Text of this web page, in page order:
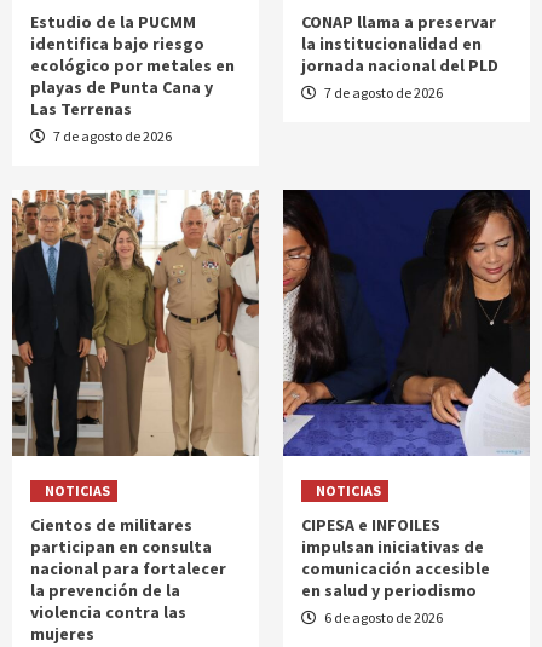
Estudio de la PUCMM
identifica bajo riesgo
ecológico por metales en
playas de Punta Cana y
Las Terrenas
7 de agosto de 2026
CONAP llama a preservar
la institucionalidad en
jornada nacional del PLD
7 de agosto de 2026
NOTICIAS
Cientos de militares
participan en consulta
nacional para fortalecer
la prevención de la
violencia contra las
mujeres
NOTICIAS
CIPESA e INFOILES
impulsan iniciativas de
comunicación accesible
en salud y periodismo
6 de agosto de 2026